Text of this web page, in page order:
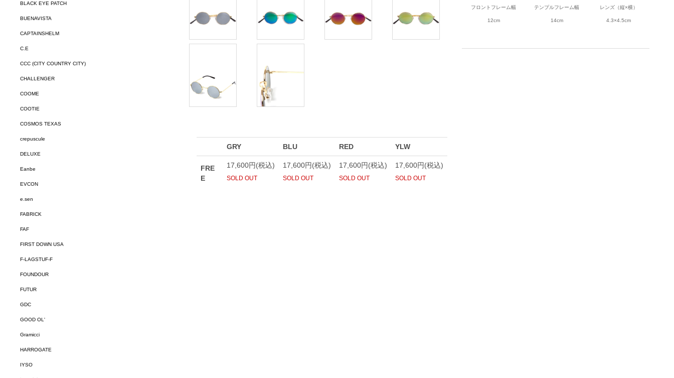
フロントフレーム幅 テンプルフレーム幅 レンズ（縦×横）
12cm 14cm 4.3×4.5cm
BLACK EYE PATCH
BUENAVISTA
CAPTAINSHELM
C.E
CCC (CITY COUNTRY CITY)
CHALLENGER
COOME
COOTIE
COSMOS TEXAS
crepuscule
DELUXE
Eanbe
EVCON
e.sen
FABRICK
FAF
FIRST DOWN USA
F-LAGSTUF-F
FOUNDOUR
FUTUR
GDC
GOOD OL'
Gramicci
HARROGATE
IYSO